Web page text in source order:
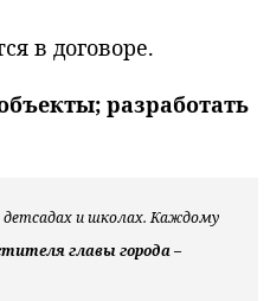
в договоре.
разработать
детсадах и школах. Каждому
главы города –